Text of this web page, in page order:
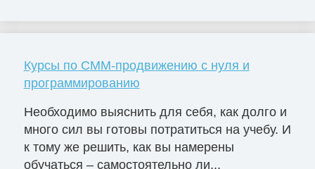
Курсы по СММ-продвижению с нуля и
программированию
Необходимо выяснить для себя, как долго и
много сил вы готовы потратиться на учебу. И
к тому же решить, как вы намерены
обучаться – самостоятельно ли...